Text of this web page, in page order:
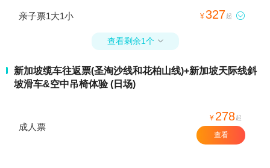
亲子票1大1小 ¥327起 
查看剩余1个 
新加坡缆车往返票(圣淘沙线和花柏山线)+新加坡天际线斜
坡滑车&空中吊椅体验 (日场)
成人票
¥ 278起
查看